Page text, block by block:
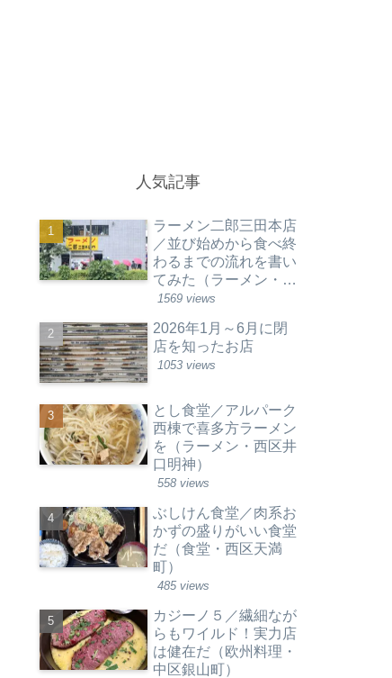
人気記事
ラーメン二郎三田本店
／並び始めから食べ終
わるまでの流れを書い
てみた（ラーメン・東
京都港区）
1569 views
2026年1月～6月に閉
店を知ったお店
1053 views
とし食堂／アルパーク
西棟で喜多方ラーメン
を（ラーメン・西区井
口明神）
558 views
ぶしけん食堂／肉系お
かずの盛りがいい食堂
だ（食堂・西区天満
町）
485 views
カジーノ５／繊細なが
らもワイルド！実力店
は健在だ（欧州料理・
中区銀山町）